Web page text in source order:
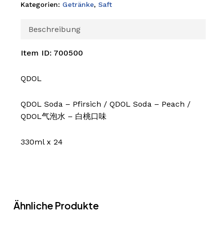
Kategorien: Getränke, Saft
Beschreibung
Item ID: 700500
QDOL
QDOL Soda – Pfirsich / QDOL Soda – Peach /
QDOL气泡水 – 白桃口味
330ml x 24
Ähnliche Produkte